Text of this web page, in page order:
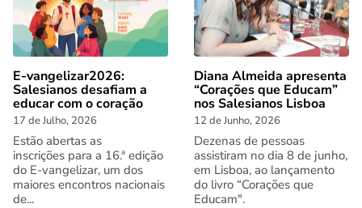
E-vangelizar2026:
Salesianos desafiam a
educar com o coração
17 de Julho, 2026
Estão abertas as
inscrições para a 16.ª edição
do E-vangelizar, um dos
maiores encontros nacionais
de...
Diana Almeida apresenta
“Corações que Educam”
nos Salesianos Lisboa
12 de Junho, 2026
Dezenas de pessoas
assistiram no dia 8 de junho,
em Lisboa, ao lançamento
do livro “Corações que
Educam".